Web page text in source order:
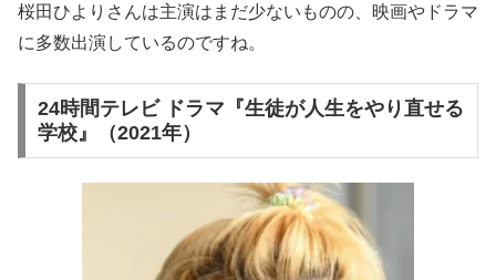
桜田ひよりさんは主演はまだ少ないものの、映画やドラマ
に多数出演しているのですね。
24時間テレビ ドラマ『生徒が人生をやり直せる
学校』（2021年）